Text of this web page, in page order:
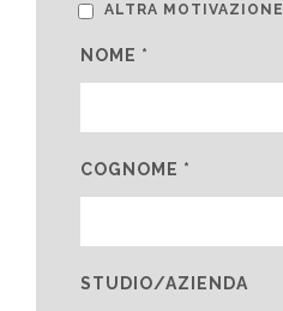
ALTRA MOTIVAZIONE
NOME *
COGNOME *
STUDIO/AZIENDA